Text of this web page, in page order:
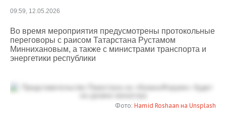
УДМУРТИЯ
НОВОСТИ АНАЛИТИКИ
ДЕКЛАРАЦИИ О ДОХОДАХ
КОРОЛИ ГОСЗАКАЗА ПФО
КОМУ ПРИНАДЛЕЖАТ
ЭКОНОМИКА
НОВОСТИ ЭКОНОМИКИ
ФИНАНСЫ
ПРОМЫШЛЕННОСТЬ
НОВОСТИ
ПРОМЫШЛЕННОСТИ
АГРОПРОМ
НЕДВИЖИМОСТЬ
09:59, 12.05.2026
Во время мероприятия предусмотрены протокольные
переговоры с раисом Татарстана Рустамом
Миннихановым, а также с министрами транспорта и
энергетики республики
Фото: Hamid Roshaan на Unsplash